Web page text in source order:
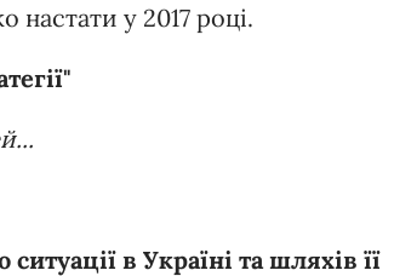
настати у 2017 році.
в Україні та шляхів її